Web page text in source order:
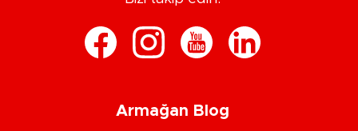
Armağan Blog